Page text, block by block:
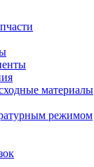
материалы
режимом